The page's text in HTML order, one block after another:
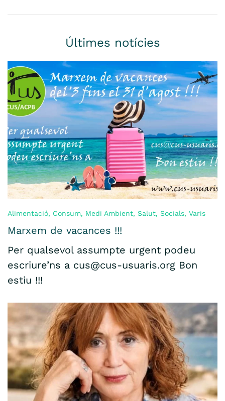
Últimes notícies
Alimentació, Consum, Medi Ambient, Salut, Socials, Varis
Marxem de vacances !!!
Per qualsevol assumpte urgent podeu
escriure’ns a cus@cus-usuaris.org Bon
estiu !!!